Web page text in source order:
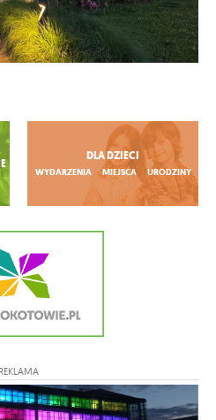
DLA DZIECI
WYDARZENIA MIEJSCA URODZINY
REKLAMA